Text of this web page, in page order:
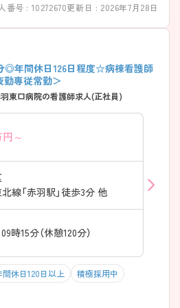
嬉しい環境です。 ・「年間休日122日」でし
■ 患者様にじっくり
・神経難病など継続的な看護が必要な患
が可能 → 一人ひとりに寄り添う看護を
めです♪ ――――――――――――――― ■
ています。 ・医療から介護まで幅広い支
ケアに興味がある方にもぴったりです
心の職場
者を配置 ・夜間も複数名体制
番号 : 10272670更新日 : 2026年7月28日
◎年間休日126日程度☆病棟看護師
勤専従常勤＞
東口病院の看護師求人(正社員)
円～
線「赤羽駅」徒歩3分 他
時15分（休憩120分）
間休日120日以上 積極採用中